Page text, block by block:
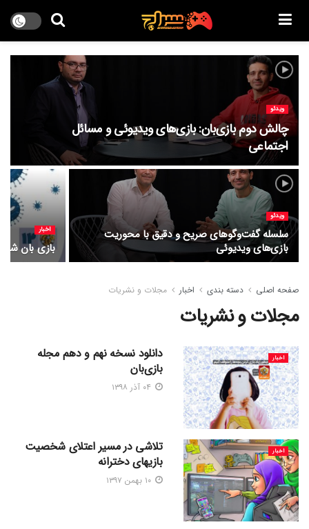
ویدئو
چالش دوم بازی‌بان: بازی‌های ویدیوئی و مسائل
اجتماعی
ویدئو
سلسله گفت‌وگوهای صریح و دقیق با محوریت
بازی‌های ویدیوئی
اخبار
بازی بان
صفحه اصلی دسته بندی اخبار مجلات و نشریات
مجلات و نشریات
اخبار
دانلود نسخه نهم و دهم مجله
بازی‌بان
اخبار
تلاشی در مسیر اعتلای شخصیت
بازیهای دخترانه
۱۰ بهمن ۱۳۹۷